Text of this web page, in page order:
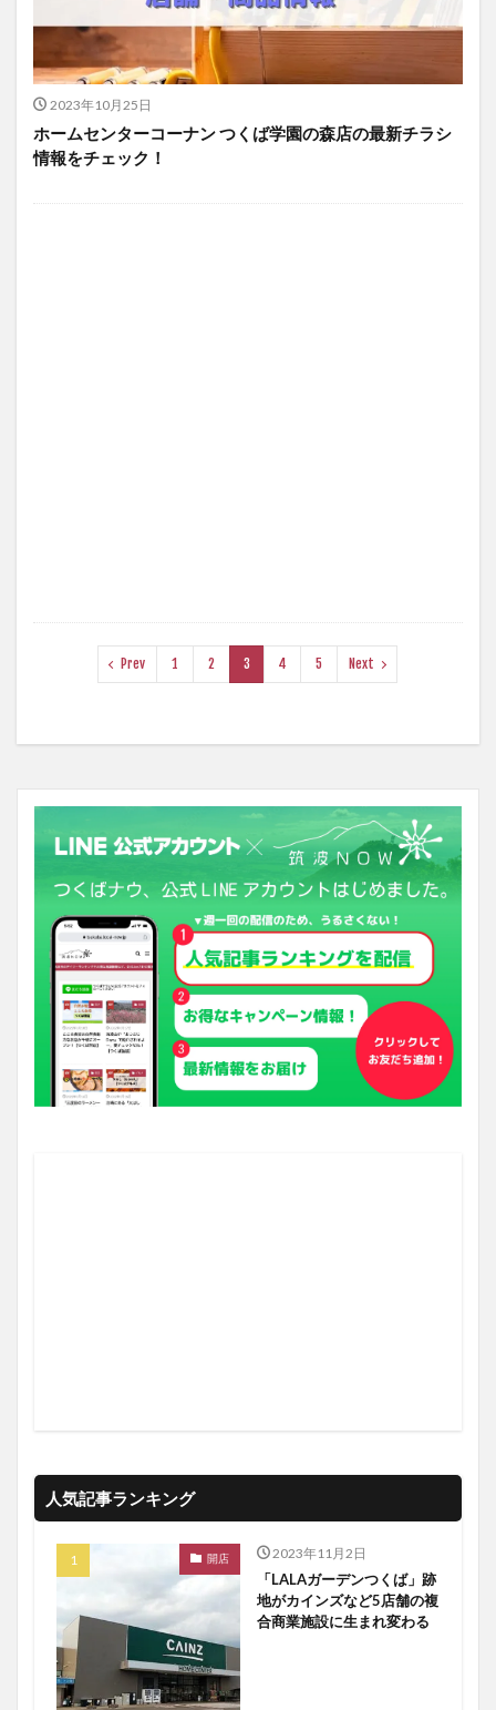
2023年10月25日
ホームセンターコーナン つくば学園の森店の最新チラシ
情報をチェック！
Prev 1 2 3 4 5 Next
人気記事ランキング
開店 2023年11月2日
「LALAガーデンつくば」跡
地がカインズなど5店舗の複
合商業施設に生まれ変わる